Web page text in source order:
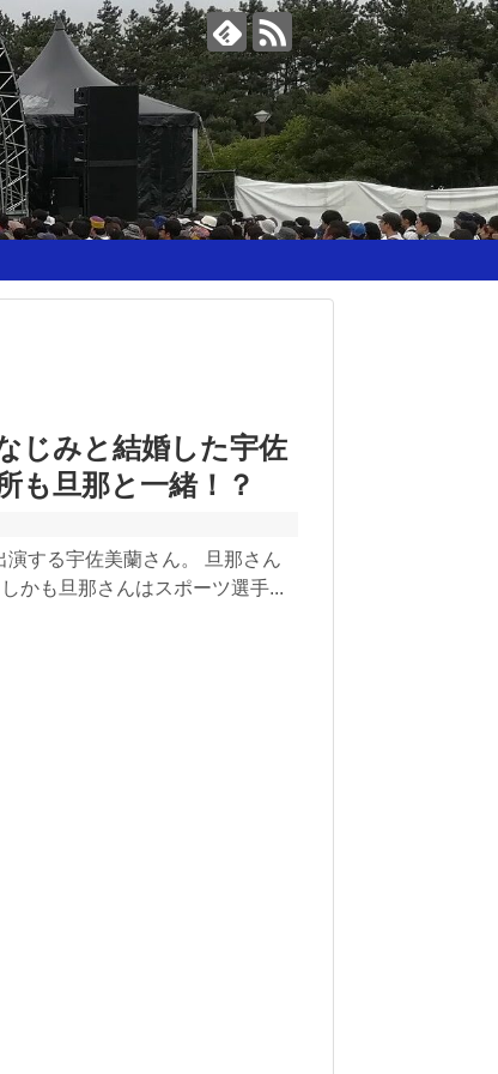
じみと結婚した宇佐
も旦那と一緒！？
演する宇佐美蘭さん。 旦那さん
かも旦那さんはスポーツ選手...